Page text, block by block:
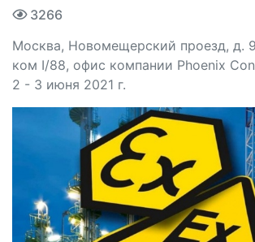
3266
Москва, Новомещерский проезд, д.
ком I/88, офис компании Phoenix
2 - 3 июня 2021 г.